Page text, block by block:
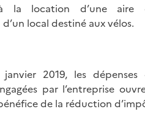
la location d’une aire
local destiné aux vélos.
2019, les dépenses
par l’entreprise
de la réduction